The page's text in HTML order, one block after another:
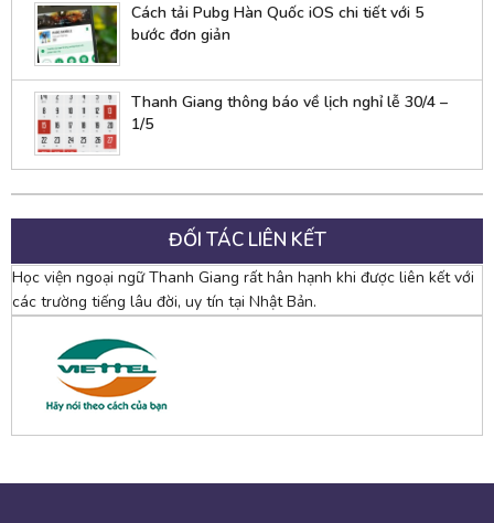
Cách tải Pubg Hàn Quốc iOS chi tiết với 5
bước đơn giản
Thanh Giang thông báo về lịch nghỉ lễ 30/4 –
1/5
ĐỐI TÁC LIÊN KẾT
Học viện ngoại ngữ Thanh Giang rất hân hạnh khi được liên kết với
các trường tiếng lâu đời, uy tín tại Nhật Bản.